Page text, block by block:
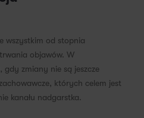
wszystkim od stopnia
objawów. W
zmiany nie są jeszcze
których celem jest
kanału nadgarstka.